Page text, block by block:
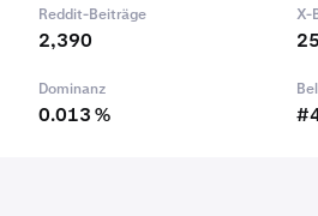
Reddit-Beiträge
2,390
X-
Dominanz
0.013 %